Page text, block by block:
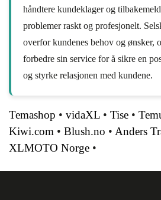
håndtere kundeklager og
problemer raskt og profesjonelt.
overfor kundenes behov og ønsker,
forbedre sin service for å sikre en
og styrke relasjonen med kundene.
Temashop • vidaXL • Tise •
Kiwi.com • Blush.no • Anders
XLMOTO Norge •